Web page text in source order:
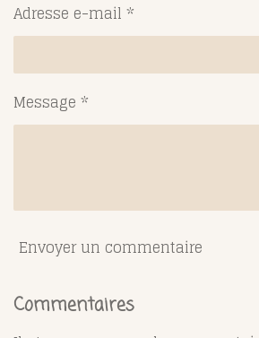
Adresse e-mail *
Message *
Envoyer un commentaire
Commentaires